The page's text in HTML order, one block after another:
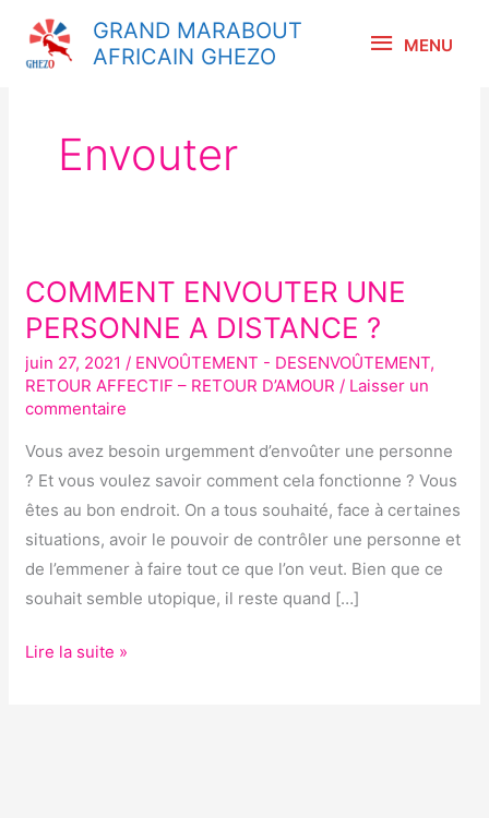
contenu
GRAND MARABOUT
AFRICAIN GHEZO
MENU
Envouter
COMMENT ENVOUTER UNE
PERSONNE A DISTANCE ?
juin 27, 2021 / ENVOÛTEMENT - DESENVOÛTEMENT,
RETOUR AFFECTIF – RETOUR D’AMOUR / Laisser un
commentaire
Vous avez besoin urgemment d’envoûter une personne
? Et vous voulez savoir comment cela fonctionne ? Vous
êtes au bon endroit. On a tous souhaité, face à certaines
situations, avoir le pouvoir de contrôler une personne et
de l’emmener à faire tout ce que l’on veut. Bien que ce
souhait semble utopique, il reste quand […]
COMMENT
ENVOUTER
PERSONNE
A
?
Lire la suite »